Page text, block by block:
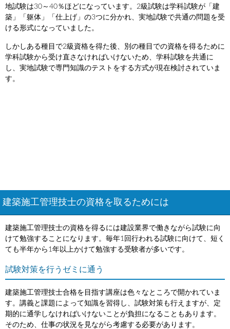
地試験は30～40％ほどになっています。2級試験は学科試験が「建
築」「躯体」「仕上げ」の3つに分かれ、実地試験で共通の問題を受
ける形式になっていました。
しかしある種目で2級資格を得た後、別の種目での資格を得るために
学科試験から受け直さなければいけないため、学科試験を共通に
し、実地試験で専門知識のテストをする方式が現在検討されていま
す。
建築施工管理技士の資格を取るためには
建築施工管理技士の資格を得るには建設業界で働きながら試験に向
けて勉強することになります。毎年1回行われる試験に向けて、短く
ても半年から1年以上かけて勉強する受験者が多いです。
試験対策を行うゼミに通う
建築施工管理技士合格を目指す講座は色々なところで開かれていま
す。講義と課題によって知識を習得し、試験対策も行えますが、定
期的に通学しなければいけないことが負担になることもあります。
そのため、仕事の状況を見ながら考慮する必要があります。